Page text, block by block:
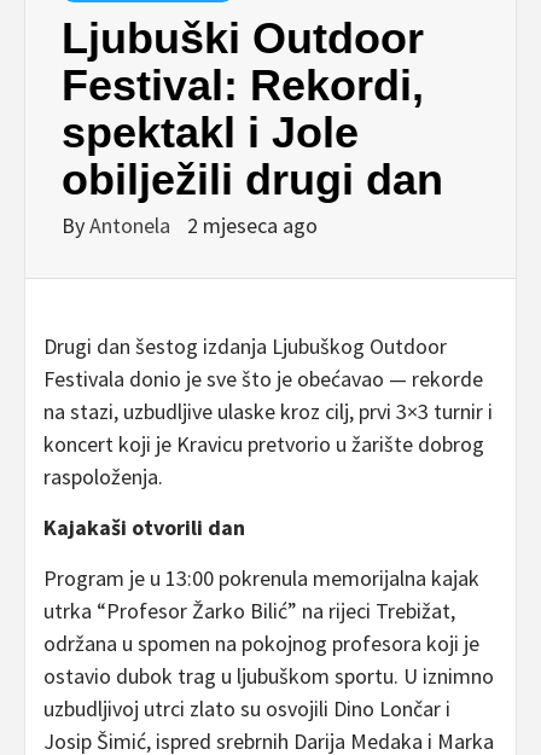
Ljubuški Outdoor
Festival: Rekordi,
spektakl i Jole
obilježili drugi dan
ByAntonela 2 mjeseca ago
Drugi dan šestog izdanja Ljubuškog Outdoor
Festivala donio je sve što je obećavao — rekorde
na stazi, uzbudljive ulaske kroz cilj, prvi 3×3 turnir i
koncert koji je Kravicu pretvorio u žarište dobrog
raspoloženja.
Kajakaši otvorili dan
Program je u 13:00 pokrenula memorijalna kajak
utrka “Profesor Žarko Bilić” na rijeci Trebižat,
održana u spomen na pokojnog profesora koji je
ostavio dubok trag u ljubuškom sportu. U iznimno
uzbudljivoj utrci zlato su osvojili Dino Lončar i
Josip Šimić, ispred srebrnih Darija Medaka i Marka